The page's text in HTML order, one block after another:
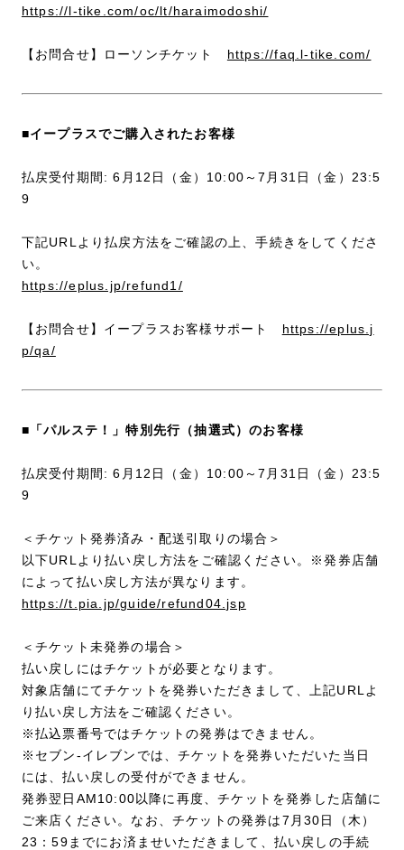
https://l-tike.com/oc/lt/haraimodoshi/
【お問合せ】ローソンチケット https://faq.l-tike.com/
■イープラスでご購入されたお客様
払戻受付期間: 6月12日（金）10:00～7月31日（金）23:5
9
下記URLより払戻方法をご確認の上、手続きをしてくださ
い。
https://eplus.jp/refund1/
【お問合せ】イープラスお客様サポート https://eplus.j
p/qa/
■「パルステ！」特別先行（抽選式）のお客様
払戻受付期間: 6月12日（金）10:00～7月31日（金）23:5
9
＜チケット発券済み・配送引取りの場合＞
以下URLより払い戻し方法をご確認ください。※発券店舗
によって払い戻し方法が異なります。
https://t.pia.jp/guide/refund04.jsp
＜チケット未発券の場合＞
払い戻しにはチケットが必要となります。
対象店舗にてチケットを発券いただきまして、上記URLよ
り払い戻し方法をご確認ください。
※払込票番号ではチケットの発券はできません。
※セブン-イレブンでは、チケットを発券いただいた当日
には、払い戻しの受付ができません。
発券翌日AM10:00以降に再度、チケットを発券した店舗に
ご来店ください。なお、チケットの発券は7月30日（木）
23：59までにお済ませいただきまして、払い戻しの手続